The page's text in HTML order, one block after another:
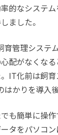
的なシステ
ました。
育管理システ
配がなくな
IT化前は飼
かりを導入
も簡単に操
タをパソコ